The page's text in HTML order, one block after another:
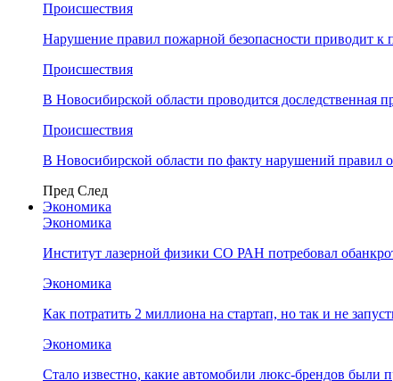
Происшествия
Нарушение правил пожарной безопасности приводит к
Происшествия
В Новосибирской области проводится доследственная
Происшествия
В Новосибирской области по факту нарушений правил
Пред След
Экономика
Экономика
Институт лазерной физики СО РАН потребовал
Экономика
Как потратить 2 миллиона на стартап, но так и не
Экономика
Стало известно, какие автомобили люкс-брендов